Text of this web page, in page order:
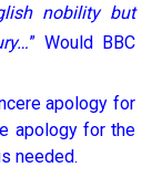
nobility but
” Would BBC
apology for
apology for the
needed.